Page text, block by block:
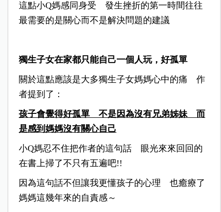
這點小Q媽感同身受 發生挫折的第一時間往往
最需要的是關心而不是解決問題的建議
獨生子女在家都只能自己一個人玩，好孤單
關於這點應該是大多獨生子女媽媽心中的痛 作
者提到了：
孩子會覺得好孤單 不是因為沒有兄弟姊妹 而
是感到媽媽沒有關心自己
小Q媽忍不住把作者的這句話 眼光來來回回的
在書上掃了不只有五遍吧!!
因為這句話不但讓我更懂孩子的心理 也癒療了
媽媽這幾年來的自責感～